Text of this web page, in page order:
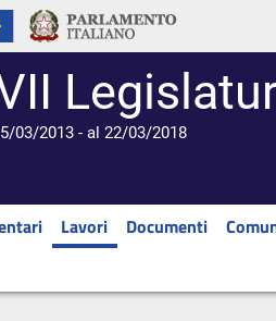
03/2013 - al 22/03/2018
Lavori Documenti